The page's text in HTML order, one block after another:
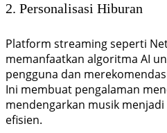
2. Personalisasi Hiburan
Platform streaming seperti
memanfaatkan algoritma AI
pengguna dan
Ini membuat pengalaman
mendengarkan musik
efisien.